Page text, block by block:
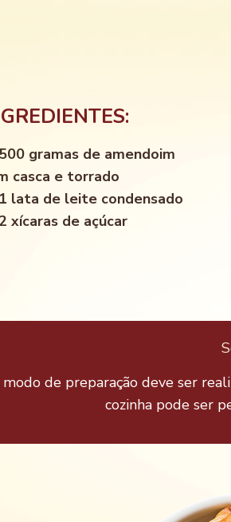
gramas de amendoim
casca e torrado
lata de leite condensado
xícaras de açúcar
de preparação deve ser
cozinha pode ser